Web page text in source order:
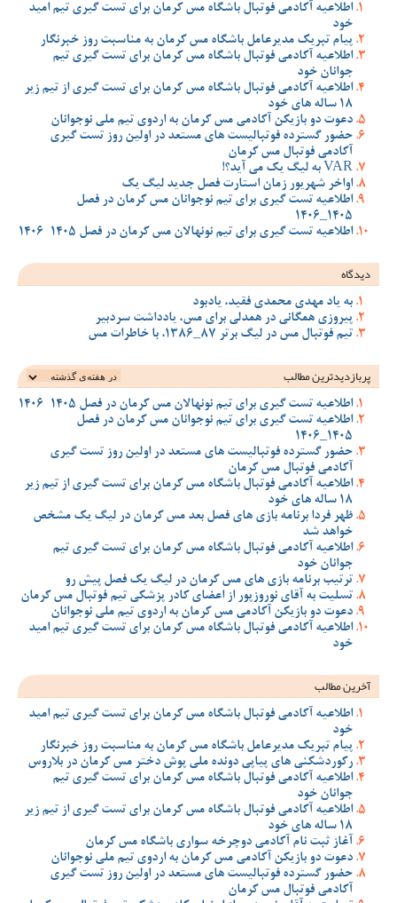
اطلاعیه آکادمی فوتبال باشگاه مس کرمان برای تست گیری تیم امید
خود
پیام تبریک مدیرعامل باشگاه مس کرمان به مناسبت روز خبرنگار
اطلاعیه آکادمی فوتبال باشگاه مس کرمان برای تست گیری تیم
جوانان خود
اطلاعیه آکادمی فوتبال باشگاه مس کرمان برای تست گیری از تیم زیر
18 ساله های خود
دعوت دو بازیکن آکادمی مس کرمان به اردوی تیم ملی نوجوانان
حضور گسترده فوتبالیست های مستعد در اولین روز تست گیری
آکادمی فوتبال مس کرمان
VAR به لیگ یک می آید؟!
اواخر شهریور زمان استارت فصل جدید لیگ یک
اطلاعیه تست گیری برای تیم نوجوانان مس کرمان در فصل
1405_1406
اطلاعیه تست گیری برای تیم نونهالان مس کرمان در فصل 1405-1406
دیدگاه
به یاد مهدی محمدی فقید، یادبود
پیروزی همگانی در همدلی برای مس، یادداشت سردبیر
تیم فوتبال مس در لیگ برتر 87_1386، با خاطرات مس
پربازدیدترین‌ مطالب
اطلاعیه تست گیری برای تیم نونهالان مس کرمان در فصل 1405-1406
اطلاعیه تست گیری برای تیم نوجوانان مس کرمان در فصل
1405_1406
حضور گسترده فوتبالیست های مستعد در اولین روز تست گیری
آکادمی فوتبال مس کرمان
اطلاعیه آکادمی فوتبال باشگاه مس کرمان برای تست گیری از تیم زیر
18 ساله های خود
ظهر فردا برنامه بازی های فصل بعد مس کرمان در لیگ یک مشخص
خواهد شد
اطلاعیه آکادمی فوتبال باشگاه مس کرمان برای تست گیری تیم
جوانان خود
ترتیب برنامه بازی های مس کرمان در لیگ یک فصل پیش رو
تسلیت به آقای نوروزپور از اعضای کادر پزشکی تیم فوتبال مس کرمان
دعوت دو بازیکن آکادمی مس کرمان به اردوی تیم ملی نوجوانان
اطلاعیه آکادمی فوتبال باشگاه مس کرمان برای تست گیری تیم امید
خود
آخرین مطالب
اطلاعیه آکادمی فوتبال باشگاه مس کرمان برای تست گیری تیم امید
خود
پیام تبریک مدیرعامل باشگاه مس کرمان به مناسبت روز خبرنگار
رکوردشکنی های پیاپی دونده ملی پوش دختر مس کرمان در بلاروس
اطلاعیه آکادمی فوتبال باشگاه مس کرمان برای تست گیری تیم
جوانان خود
اطلاعیه آکادمی فوتبال باشگاه مس کرمان برای تست گیری از تیم زیر
18 ساله های خود
آغاز ثبت نام آکادمی دوچرخه سواری باشگاه مس کرمان
دعوت دو بازیکن آکادمی مس کرمان به اردوی تیم ملی نوجوانان
حضور گسترده فوتبالیست های مستعد در اولین روز تست گیری
آکادمی فوتبال مس کرمان